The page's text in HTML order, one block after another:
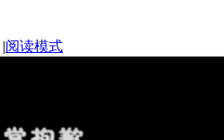
|阅读模式